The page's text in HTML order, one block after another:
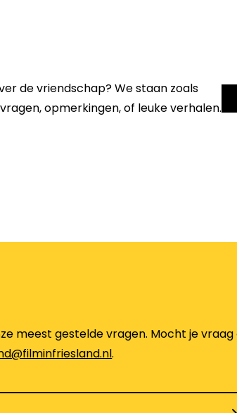
de vriendschap? We staan zoals
opmerkingen, of leuke verhalen.
meest gestelde vragen. Mocht je vraag
.